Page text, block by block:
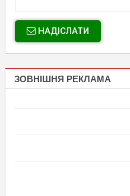
НАДІСЛАТИ
ЗОВНІШНЯ РЕКЛАМА